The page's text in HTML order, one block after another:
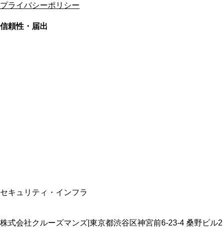
プライバシーポリシー
信頼性・届出
セキュリティ・インフラ
株式会社クルーズマンズ 東京都渋谷区神宮前6-23-4 桑野ビル2